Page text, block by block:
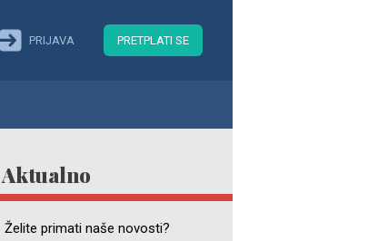
PRIJAVA PRETPLATI SE
Aktualno
Želite primati naše novosti?